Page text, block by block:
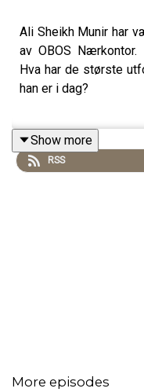
Ali Sheikh Munir har
av OBOS Nærkontor.
Hva har de største
han er i dag?
Deres mantra er at
bor og gjøre det
Show more
RSS
More episodes